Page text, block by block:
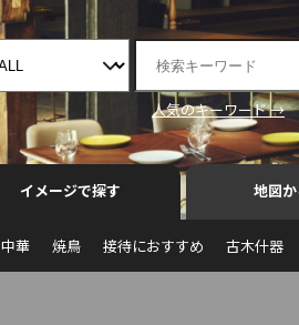
人気のキーワード →
イメージで探す 地図
中華 焼鳥 接待におすすめ 古木什器